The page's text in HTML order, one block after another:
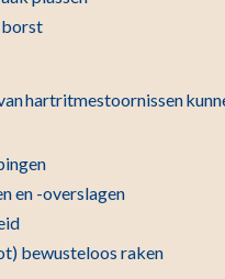
borst
hartritmestoornissen
en -overslagen
bewusteloos raken